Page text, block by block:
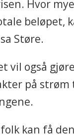
Hvor
beløpet,
Støre.
vil også gjøre
på strøm
kan få